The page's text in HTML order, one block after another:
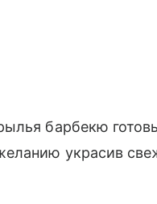
барбекю
украсив